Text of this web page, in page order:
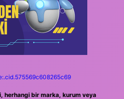
herhangi bir marka, kurum veya